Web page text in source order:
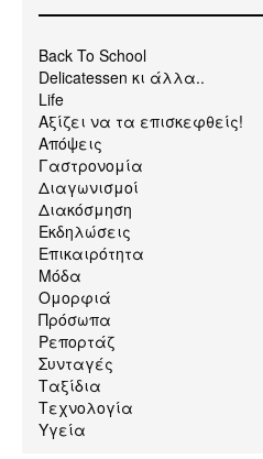
Back To School
Delicatessen κι άλλα..
Life
Αξίζει να τα επισκεφθείς!
Απόψεις
Γαστρονομία
Διαγωνισμοί
Διακόσμηση
Εκδηλώσεις
Επικαιρότητα
Μόδα
Ομορφιά
Πρόσωπα
Ρεπορτάζ
Συνταγές
Ταξίδια
Τεχνολογία
Υγεία